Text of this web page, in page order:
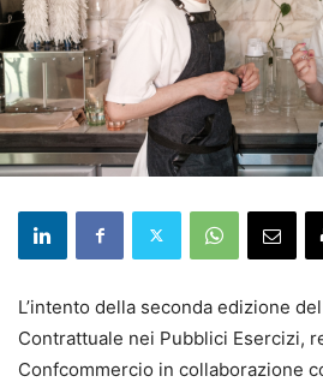
L’intento della seconda edizione
Contrattuale nei Pubblici Esercizi,
Confcommercio in collaborazione